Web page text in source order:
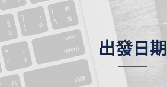
出發日期